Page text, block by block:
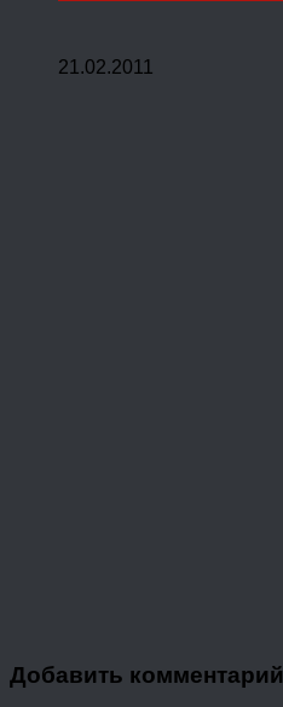
21.02.2011
Добавить комментарий